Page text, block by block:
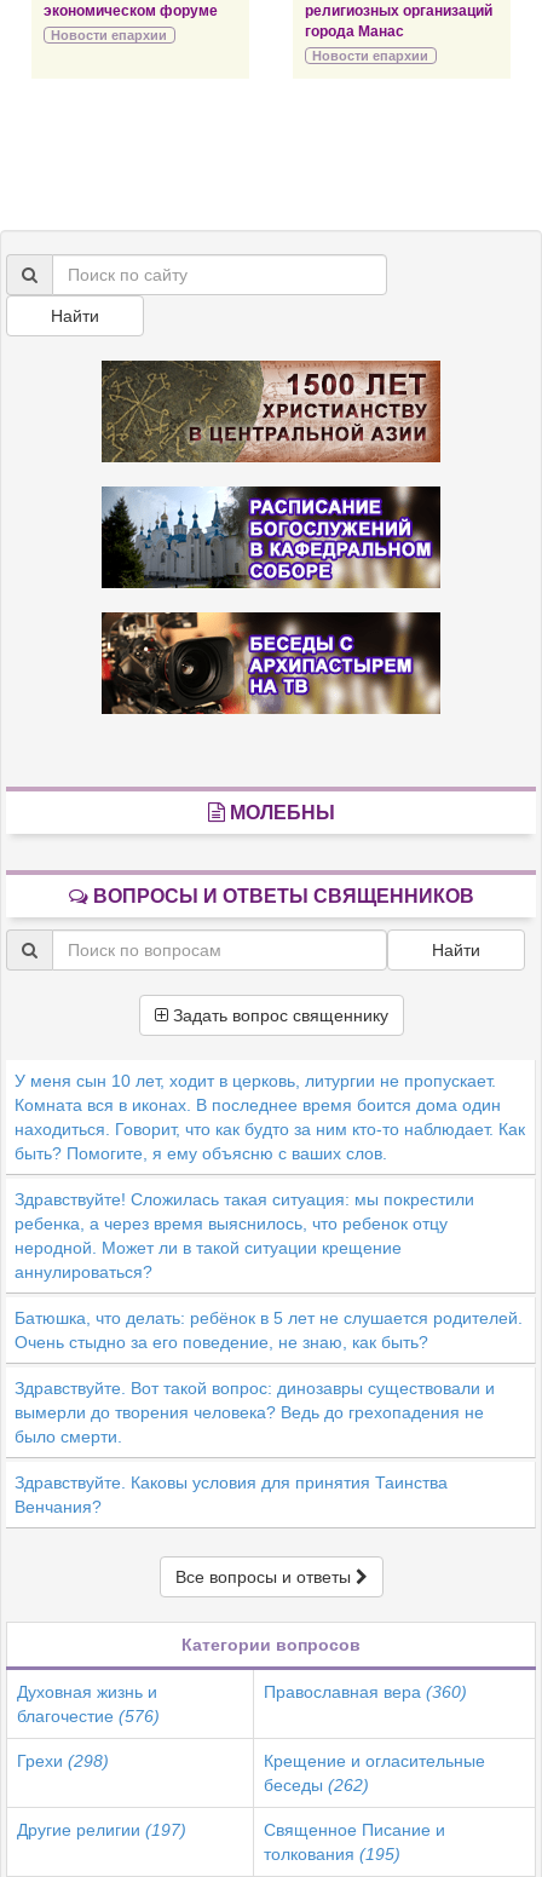
экономическом форуме
Новости епархии
религиозных организаций
города Манас
Новости епархии
Найти
МОЛЕБНЫ
ВОПРОСЫ И ОТВЕТЫ СВЯЩЕННИКОВ
Найти
Задать вопрос священнику
У меня сын 10 лет, ходит в церковь, литургии не пропускает.
Комната вся в иконах. В последнее время боится дома один
находиться. Говорит, что как будто за ним кто-то наблюдает. Как
быть? Помогите, я ему объясню с ваших слов.
Здравствуйте! Сложилась такая ситуация: мы покрестили
ребенка, а через время выяснилось, что ребенок отцу
неродной. Может ли в такой ситуации крещение
аннулироваться?
Батюшка, что делать: ребёнок в 5 лет не слушается родителей.
Очень стыдно за его поведение, не знаю, как быть?
Здравствуйте. Вот такой вопрос: динозавры существовали и
вымерли до творения человека? Ведь до грехопадения не
было смерти.
Здравствуйте. Каковы условия для принятия Таинства
Венчания?
Все вопросы и ответы
Категории вопросов
Духовная жизнь и
благочестие (576)
Православная вера (360)
Грехи (298)
Крещение и огласительные
беседы (262)
Другие религии (197)
Священное Писание и
толкования (195)